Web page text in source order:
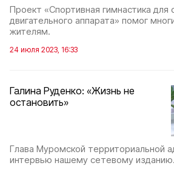
Проект «Спортивная гимнастика для
двигательного аппарата» помог
жителям.
24 июля 2023, 16:33
Галина Руденко: «Жизнь не
остановить»
Глава Муромской территориальной
интервью нашему сетевому изданию.